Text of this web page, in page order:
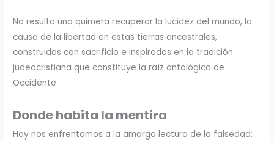
No resulta una quimera recuperar la lucidez del mundo, la
causa de la libertad en estas tierras ancestrales,
construidas con sacrificio e inspiradas en la tradición
judeocristiana que constituye la raíz ontológica de
Occidente.
Donde habita la mentira
Hoy nos enfrentamos a la amarga lectura de la falsedad: